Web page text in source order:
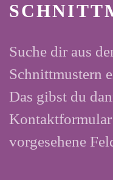
Suche dir aus
Schnittmustern
Das gibst du
vorgesehene